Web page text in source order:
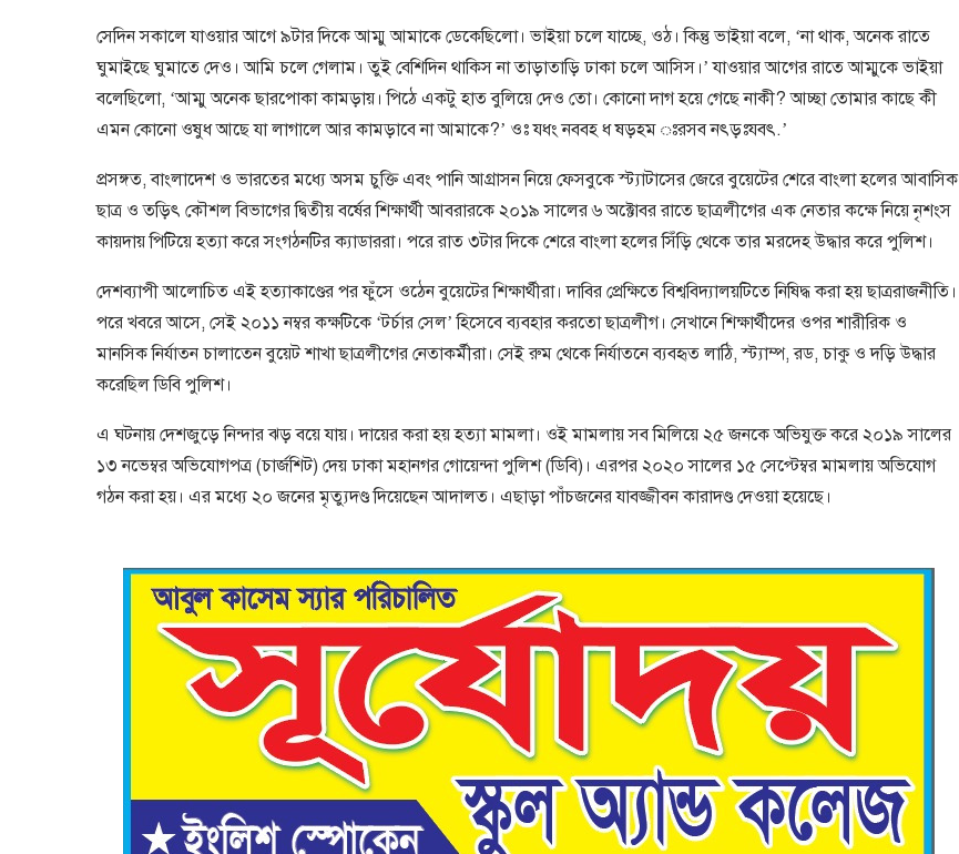
সেদিন সকালে যাওয়ার আগে ৯টার দিকে আম্মু আমাকে ডেকেছিলো। ভাইয়া চলে যাচ্ছে, ওঠ। কিন্তু ভাইয়া বলে, ‘না থাক, অনেক রাতে
ঘুমাইছে ঘুমাতে দেও। আমি চলে গেলাম। তুই বেশিদিন থাকিস না তাড়াতাড়ি ঢাকা চলে আসিস।’ যাওয়ার আগের রাতে আম্মুকে ভাইয়া
বলেছিলো, ‘আম্মু অনেক ছারপোকা কামড়ায়। পিঠে একটু হাত বুলিয়ে দেও তো। কোনো দাগ হয়ে গেছে নাকী? আচ্ছা তোমার কাছে কী
এমন কোনো ওষুধ আছে যা লাগালে আর কামড়াবে না আমাকে?’ ওঃ যধং নববহ ধ ষড়হম ঃরসব নৎড়ঃযবৎ.’
প্রসঙ্গত, বাংলাদেশ ও ভারতের মধ্যে অসম চুক্তি এবং পানি আগ্রাসন নিয়ে ফেসবুকে স্ট্যাটাসের জেরে বুয়েটের শেরে বাংলা হলের আবাসিক
ছাত্র ও তড়িৎ কৌশল বিভাগের দ্বিতীয় বর্ষের শিক্ষার্থী আবরারকে ২০১৯ সালের ৬ অক্টোবর রাতে ছাত্রলীগের এক নেতার কক্ষে নিয়ে নৃশংস
কায়দায় পিটিয়ে হত্যা করে সংগঠনটির ক্যাডাররা। পরে রাত ৩টার দিকে শেরে বাংলা হলের সিঁড়ি থেকে তার মরদেহ উদ্ধার করে পুলিশ।
দেশব্যাপী আলোচিত এই হত্যাকাণ্ডের পর ফুঁসে ওঠেন বুয়েটের শিক্ষার্থীরা। দাবির প্রেক্ষিতে বিশ্ববিদ্যালয়টিতে নিষিদ্ধ করা হয় ছাত্ররাজনীতি।
পরে খবরে আসে, সেই ২০১১ নম্বর কক্ষটিকে ‘টর্চার সেল’ হিসেবে ব্যবহার করতো ছাত্রলীগ। সেখানে শিক্ষার্থীদের ওপর শারীরিক ও
মানসিক নির্যাতন চালাতেন বুয়েট শাখা ছাত্রলীগের নেতাকর্মীরা। সেই রুম থেকে নির্যাতনে ব্যবহৃত লাঠি, স্ট্যাম্প, রড, চাকু ও দড়ি উদ্ধার
করেছিল ডিবি পুলিশ।
এ ঘটনায় দেশজুড়ে নিন্দার ঝড় বয়ে যায়। দায়ের করা হয় হত্যা মামলা। ওই মামলায় সব মিলিয়ে ২৫ জনকে অভিযুক্ত করে ২০১৯ সালের
১৩ নভেম্বর অভিযোগপত্র (চার্জশিট) দেয় ঢাকা মহানগর গোয়েন্দা পুলিশ (ডিবি)। এরপর ২০২০ সালের ১৫ সেপ্টেম্বর মামলায় অভিযোগ
গঠন করা হয়। এর মধ্যে ২০ জনের মৃত্যুদণ্ড দিয়েছেন আদালত। এছাড়া পাঁচজনের যাবজ্জীবন কারাদণ্ড দেওয়া হয়েছে।